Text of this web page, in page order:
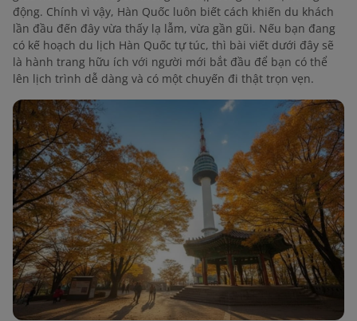
động. Chính vì vậy, Hàn Quốc luôn biết cách khiến du khách
lần đầu đến đây vừa thấy lạ lẫm, vừa gần gũi. Nếu bạn đang
có kế hoạch du lịch Hàn Quốc tự túc, thì bài viết dưới đây sẽ
là hành trang hữu ích với người mới bắt đầu để bạn có thể
lên lịch trình dễ dàng và có một chuyến đi thật trọn vẹn.